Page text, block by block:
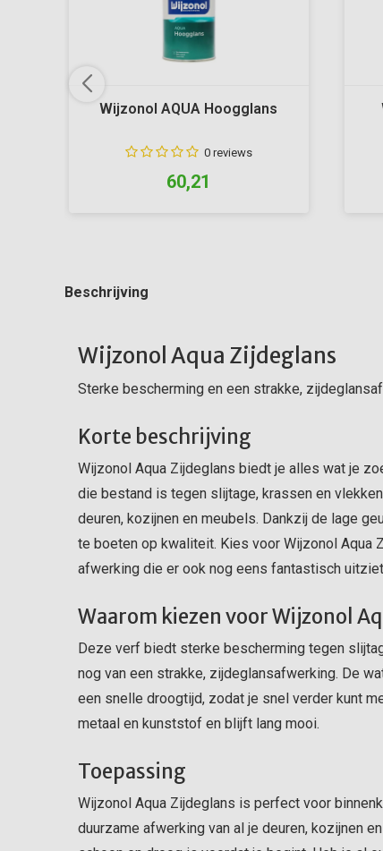
Wijzonol AQUA Hoogglans
0 reviews
60,21
Beschrijving
Wijzonol Aqua Zijdeglans
Sterke bescherming en een strakke,
Korte beschrijving
Wijzonol Aqua Zijdeglans biedt je alles wat je
die bestand is tegen slijtage, krassen en
deuren, kozijnen en meubels. Dankzij de lage
te boeten op kwaliteit. Kies voor Wijzonol Aqua
afwerking die er ook nog eens fantastisch
Waarom kiezen voor Wijzonol
Deze verf biedt sterke bescherming tegen
nog van een strakke, zijdeglansafwerking. De
een snelle droogtijd, zodat je snel verder kunt
metaal en kunststof en blijft lang mooi.
Toepassing
Wijzonol Aqua Zijdeglans is perfect voor
duurzame afwerking van al je deuren, kozijnen